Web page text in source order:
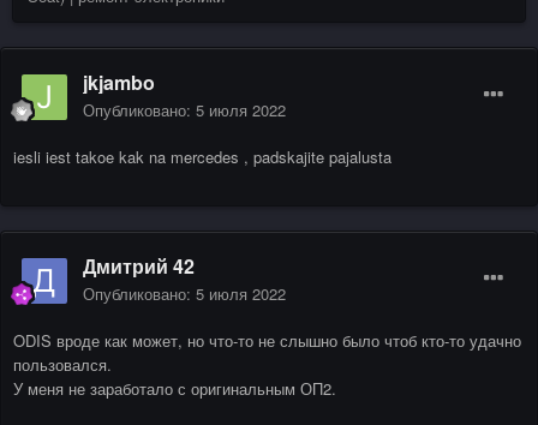
jkjambo
Опубликовано: 5 июля 2022
iesli iest takoe kak na mercedes , padskajite pajalusta
Дмитрий 42
Опубликовано: 5 июля 2022
ODIS вроде как может, но что-то не слышно было чтоб кто-то удачно
пользовался.
У меня не заработало с оригинальным ОП2.